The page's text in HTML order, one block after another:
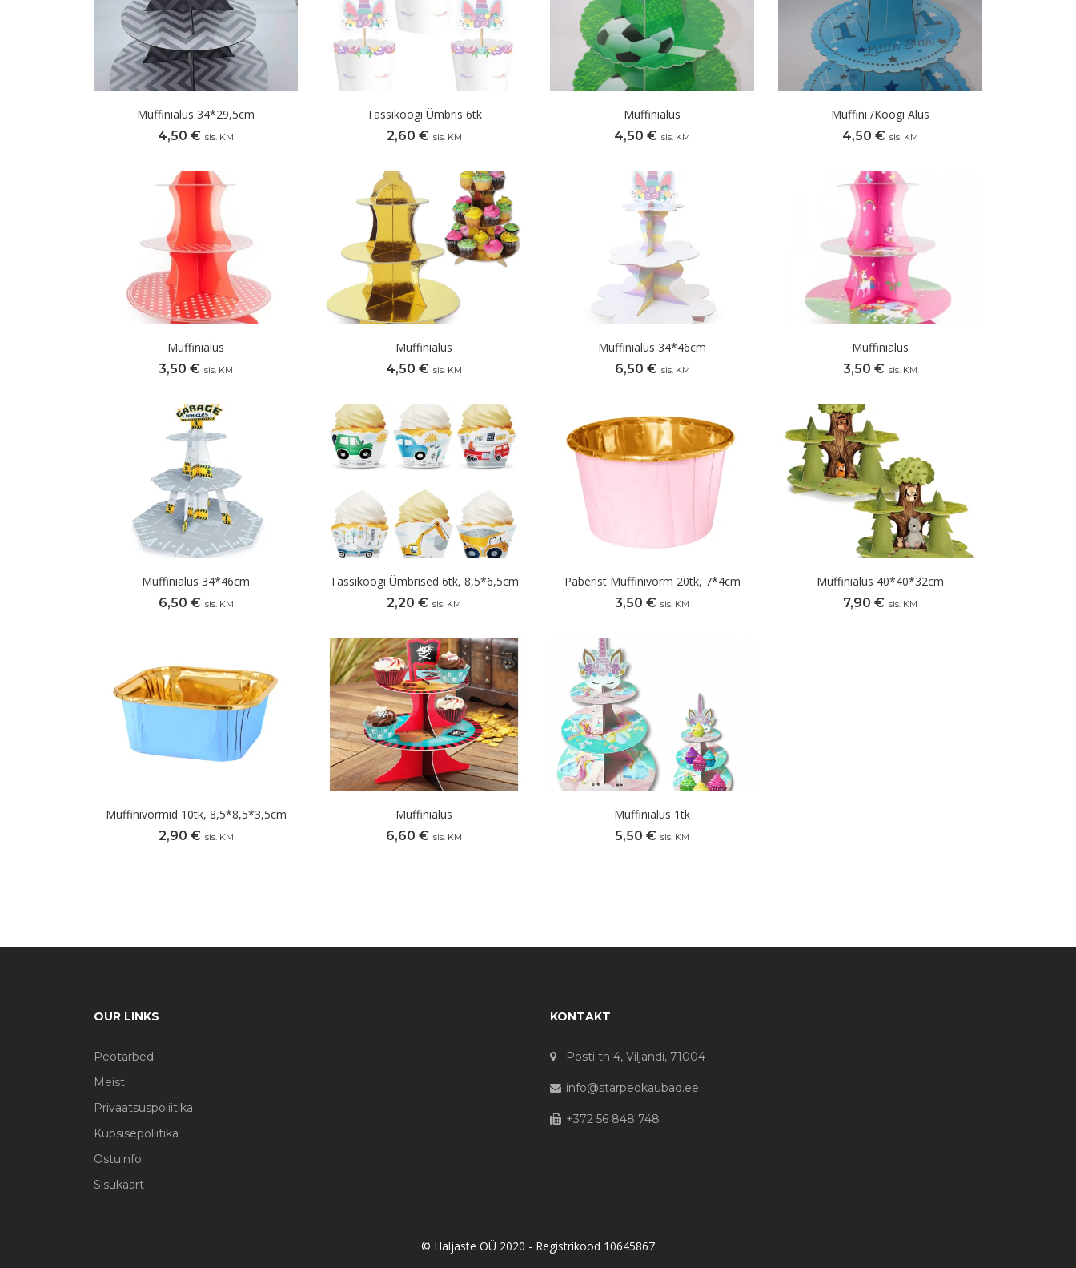
Muffinialus 34*29,5cm
4,50 € sis. KM
Tassikoogi Ümbris 6tk
2,60 € sis. KM
Muffinialus
4,50 € sis. KM
Muffini /koogi Alus
4,50 € sis. KM
Muffinialus
3,50 € sis. KM
Muffinialus
4,50 € sis. KM
Muffinialus 34*46cm
6,50 € sis. KM
Muffinialus
3,50 € sis. KM
Muffinialus 34*46cm
6,50 € sis. KM
Tassikoogi Ümbrised 6tk, 8,5*6,5cm
2,20 € sis. KM
Paberist Muffinivorm 20tk, 7*4cm
3,50 € sis. KM
Muffinialus 40*40*32cm
7,90 € sis. KM
Muffinivormid 10tk, 8,5*8,5*3,5cm
2,90 € sis. KM
Muffinialus
6,60 € sis. KM
Muffinialus 1tk
5,50 € sis. KM
OUR LINKS
Peotarbed
Meist
Privaatsuspoliitika
Küpsisepoliitika
Ostuinfo
Sisukaart
KONTAKT
Posti tn 4, Viljandi, 71004
info@starpeokaubad.ee
+372 56 848 748
© Haljaste OÜ 2020 - Registrikood 10645867